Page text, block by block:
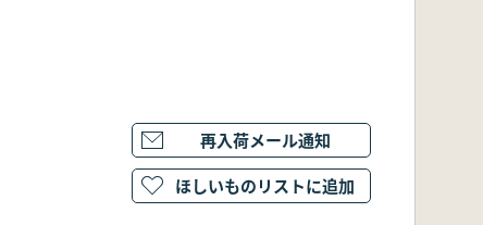
再入荷メール通知
ほしいものリストに追加